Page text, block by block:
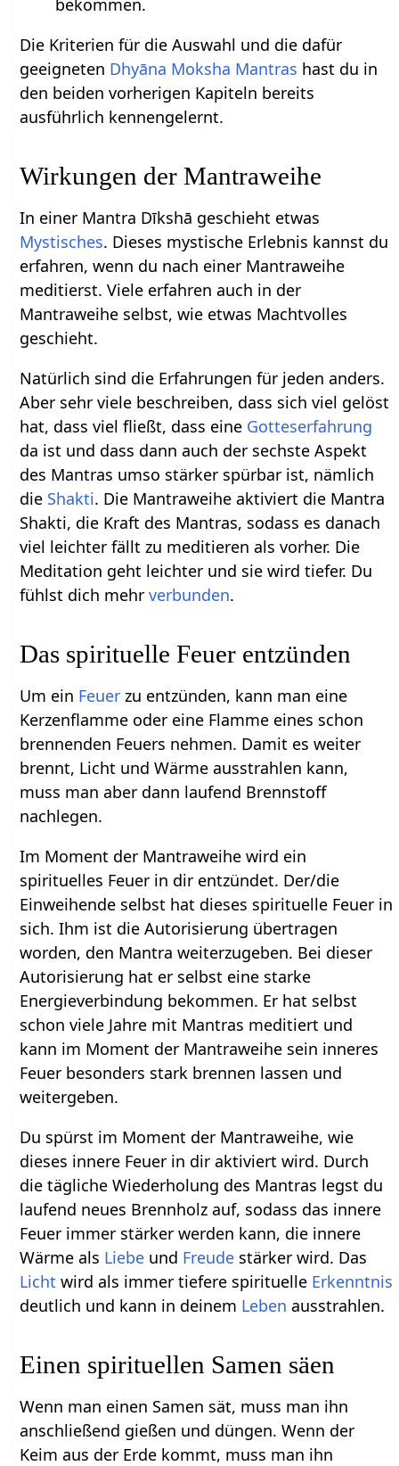
bekommen.
Die Kriterien für die Auswahl und die dafür
geeigneten Dhyāna Moksha Mantras hast du in
den beiden vorherigen Kapiteln bereits
ausführlich kennengelernt.
Wirkungen der Mantraweihe
In einer Mantra Dīkshā geschieht etwas
Mystisches. Dieses mystische Erlebnis kannst du
erfahren, wenn du nach einer Mantraweihe
meditierst. Viele erfahren auch in der
Mantraweihe selbst, wie etwas Machtvolles
geschieht.
Natürlich sind die Erfahrungen für jeden anders.
Aber sehr viele beschreiben, dass sich viel gelöst
hat, dass viel fließt, dass eine Gotteserfahrung
da ist und dass dann auch der sechste Aspekt
des Mantras umso stärker spürbar ist, nämlich
die Shakti. Die Mantraweihe aktiviert die Mantra
Shakti, die Kraft des Mantras, sodass es danach
viel leichter fällt zu meditieren als vorher. Die
Meditation geht leichter und sie wird tiefer. Du
fühlst dich mehrverbunden.
Das spirituelle Feuer entzünden
Um ein Feuer zu entzünden, kann man eine
Kerzenflamme oder eine Flamme eines schon
brennenden Feuers nehmen. Damit es weiter
brennt, Licht und Wärme ausstrahlen kann,
muss man aber dann laufend Brennstoff
nachlegen.
Im Moment der Mantraweihe wird ein
spirituelles Feuer in dir entzündet. Der/die
Einweihende selbst hat dieses spirituelle Feuer in
sich. Ihm ist die Autorisierung übertragen
worden, den Mantra weiterzugeben. Bei dieser
Autorisierung hat er selbst eine starke
Energieverbindung bekommen. Er hat selbst
schon viele Jahre mit Mantras meditiert und
kann im Moment der Mantraweihe sein inneres
Feuer besonders stark brennen lassen und
weitergeben.
Du spürst im Moment der Mantraweihe, wie
dieses innere Feuer in dir aktiviert wird. Durch
die tägliche Wiederholung des Mantras legst du
laufend neues Brennholz auf, sodass das innere
Feuer immer stärker werden kann, die innere
Wärme als Liebe und Freude stärker wird. Das
Licht wird als immer tiefere spirituelle Erkenntnis
deutlich und kann in deinem Leben ausstrahlen.
Einen spirituellen Samen säen
Wenn man einen Samen sät, muss man ihn
anschließend gießen und düngen. Wenn der
Keim aus der Erde kommt, muss man ihn